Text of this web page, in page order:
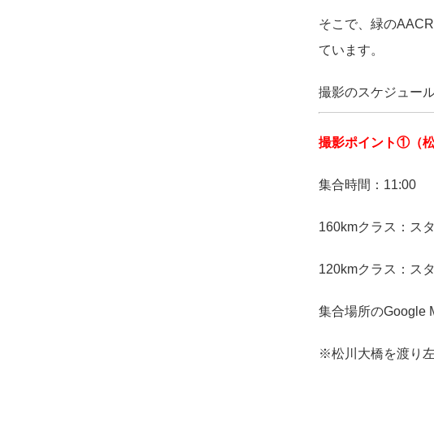
そこで、緑の
ています。
撮影のスケジュー
撮影ポイント①（松
集合時間：11:00
160kmクラス：ス
120kmクラス：ス
集合場所のGoogle
※松川大橋を渡り